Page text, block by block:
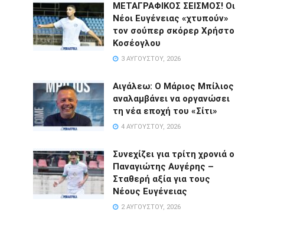
ΜΕΤΑΓΡΑΦΙΚΟΣ ΣΕΙΣΜΟΣ! Οι
Νέοι Ευγένειας «χτυπούν»
τον σούπερ σκόρερ Χρήστο
Κοσέογλου
3 ΑΥΓΟΎΣΤΟΥ, 2026
Αιγάλεω: Ο Μάριος Μπίλιος
αναλαμβάνει να οργανώσει
τη νέα εποχή του «Σίτι»
4 ΑΥΓΟΎΣΤΟΥ, 2026
Συνεχίζει για τρίτη χρονιά ο
Παναγιώτης Αυγέρης –
Σταθερή αξία για τους
Νέους Ευγένειας
2 ΑΥΓΟΎΣΤΟΥ, 2026